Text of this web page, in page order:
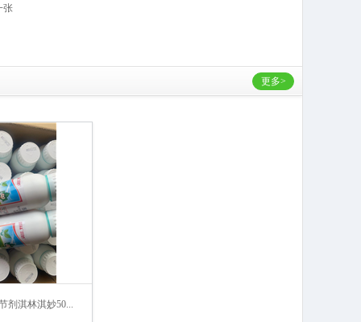
张
更多>
剂淇林淇妙50...